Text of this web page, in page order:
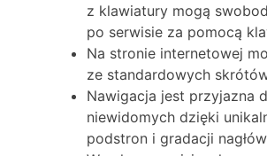
z klawiatury mogą
po serwisie za pomocą
Na stronie internetowej
ze standardowych
Nawigacja jest przyjazna
niewidomych dzięki
podstron i gradacji